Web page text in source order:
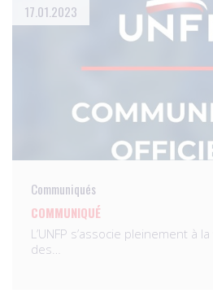
17.01.2023
Communiqués
COMMUNIQUÉ
L’UNFP s’associe pleinement à
des…